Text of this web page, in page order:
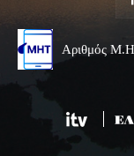
Αριθμός